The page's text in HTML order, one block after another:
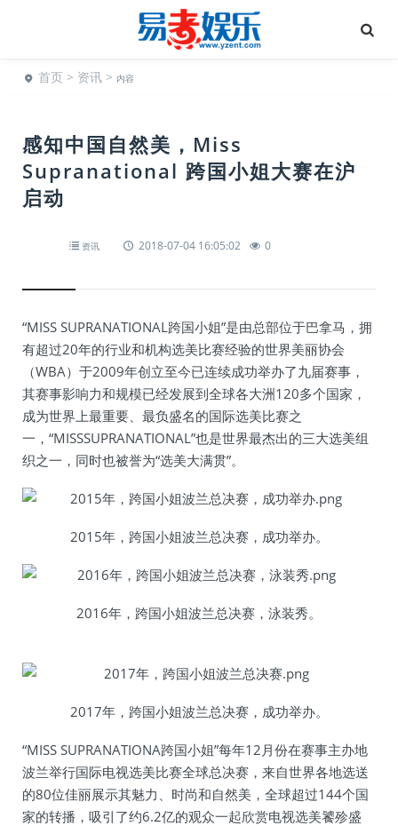
首页 > 资讯 > 内容
感知中国自然美，Miss
Supranational 跨国小姐大赛在沪
启动
资讯 2018-07-04 16:05:02 0
“MISS SUPRANATIONAL跨国小姐”是由总部位于巴拿马，拥
有超过20年的行业和机构选美比赛经验的世界美丽协会
（WBA）于2009年创立至今已连续成功举办了九届赛事，
其赛事影响力和规模已经发展到全球各大洲120多个国家，
成为世界上最重要、最负盛名的国际选美比赛之
一，“MISSSUPRANATIONAL”也是世界最杰出的三大选美组
织之一，同时也被誉为“选美大满贯”。
2015年，跨国小姐波兰总决赛，成功举办。
2016年，跨国小姐波兰总决赛，泳装秀。
2017年，跨国小姐波兰总决赛，成功举办。
“MISS SUPRANATIONA跨国小姐”每年12月份在赛事主办地
波兰举行国际电视选美比赛全球总决赛，来自世界各地选送
的80位佳丽展示其魅力、时尚和自然美，全球超过144个国
家的转播，吸引了约6.2亿的观众一起欣赏电视选美饕殄盛